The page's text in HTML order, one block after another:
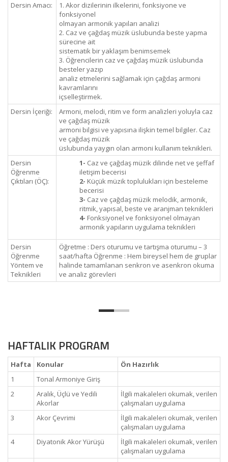
Dersin Amacı:
1. Akor dizilerinin ilkelerini, fonksiyone ve
fonksiyonel
olmayan armonik yapıları analizi
2. Caz ve çağdaş müzik üslubunda beste yapma
sürecine ait
sistematik bir yaklaşım benimsemek
3. Öğrencilerin caz ve çağdaş müzik üslubunda
besteler yazıp
analiz etmelerini sağlamak için çağdaş armoni
kavramlarını
içselleştirmek.
Dersin İçeriği:
Armoni, melodi, ritim ve form analizleri yoluyla caz
ve çağdaş müzik
armoni bilgisi ve yapısına ilişkin temel bilgiler. Caz
ve çağdaş müzik
üslubunda yaygın olan armoni kullanım teknikleri.
Dersin
Öğrenme
Çıktıları (ÖÇ):
1- Caz ve çağdaş müzik dilinde net ve şeffaf
iletişim becerisi
2- Küçük müzik toplulukları için besteleme
becerisi
3- Caz ve çağdaş müzik melodik, armonik,
ritmik, yapısal, beste ve aranjman teknikleri
4- Fonksiyonel ve fonksiyonel olmayan
armonik yapıların uygulama teknikleri
Dersin
Öğrenme
Yöntem ve
Teknikleri
Öğretme : Ders oturumu ve tartışma oturumu – 3
saat/hafta Öğrenme : Hem bireysel hem de gruplar
halinde tamamlanan senkron ve asenkron okuma
ve analiz görevleri
HAFTALIK PROGRAM
Hafta Konular
Ön Hazırlık
1
Tonal Armoniye Giriş
2
Aralık, Üçlü ve Yedili
Akorlar
İlgili makaleleri okumak, verilen
çalışmaları uygulama
3
Akor Çevrimi
İlgili makaleleri okumak, verilen
çalışmaları uygulama
4
Diyatonik Akor Yürüşü
İlgili makaleleri okumak, verilen
çalışmaları uygulama